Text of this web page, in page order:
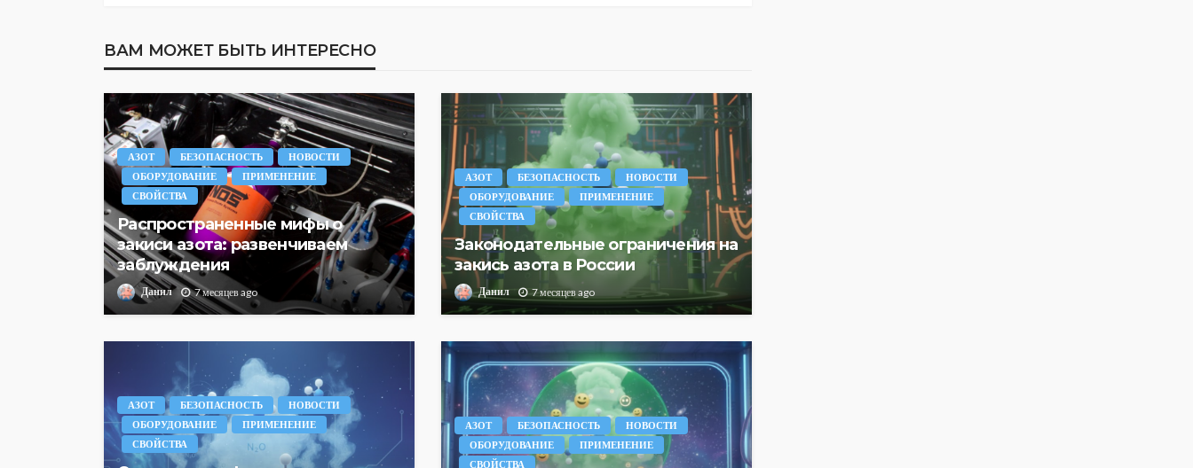
ВАМ МОЖЕТ БЫТЬ ИНТЕРЕСНО
АЗОТ БЕЗОПАСНОСТЬ
НОВОСТИ
ОБОРУДОВАНИЕ
ПРИМЕНЕНИЕ
СВОЙСТВА
Распространенные мифы о
закиси азота: развенчиваем
заблуждения
Данил 7 месяцев ago
АЗОТ БЕЗОПАСНОСТЬ
НОВОСТИ
ОБОРУДОВАНИЕ
ПРИМЕНЕНИЕ
СВОЙСТВА
Законодательные ограничения на
закись азота в России
Данил 7 месяцев ago
АЗОТ БЕЗОПАСНОСТЬ
НОВОСТИ
ОБОРУДОВАНИЕ
ПРИМЕНЕНИЕ
СВОЙСТВА
АЗОТ БЕЗОПАСНОСТЬ
НОВОСТИ
ОБОРУДОВАНИЕ
ПРИМЕНЕНИЕ
СВОЙСТВА